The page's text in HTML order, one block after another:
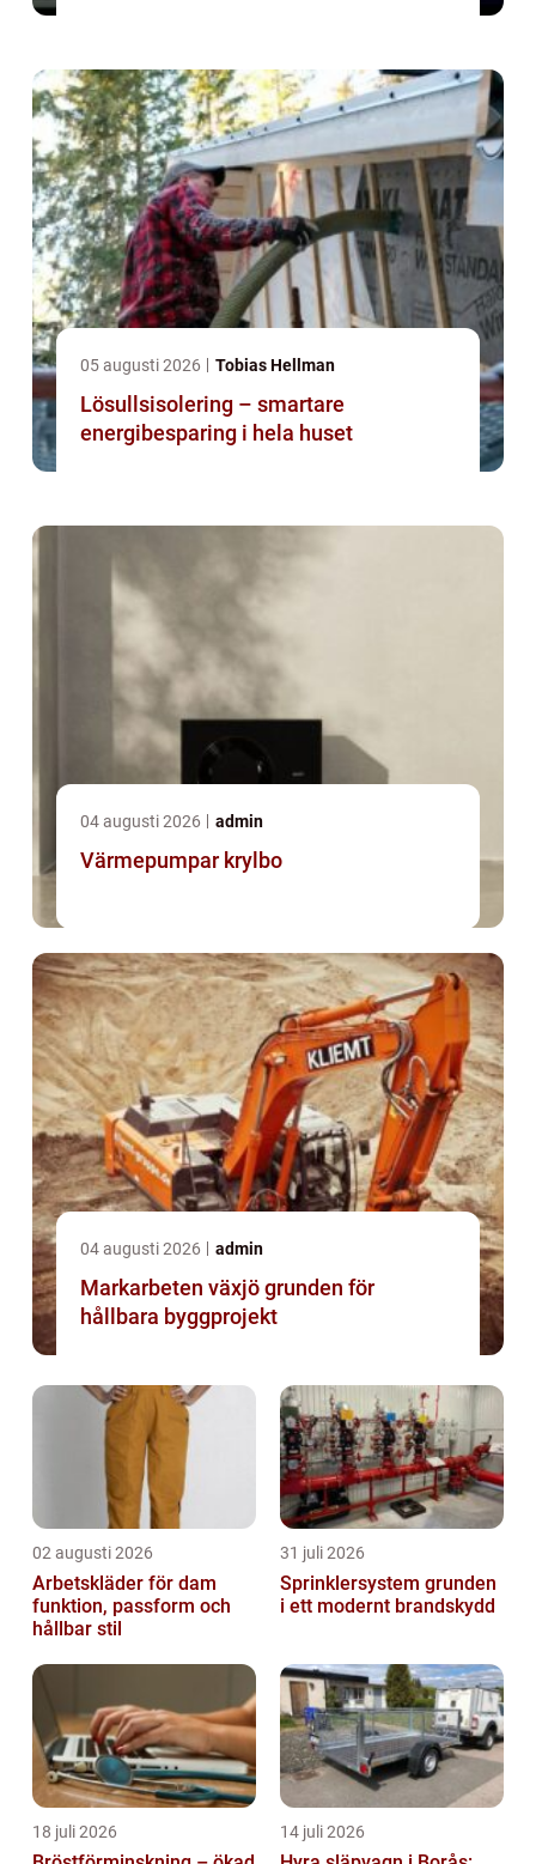
05 augusti 2026 Tobias Hellman
Lösullsisolering – smartare
energibesparing i hela huset
04 augusti 2026 admin
Värmepumpar krylbo
04 augusti 2026 admin
Markarbeten växjö grunden för
hållbara byggprojekt
02 augusti 2026
Arbetskläder för dam
funktion, passform och
hållbar stil
31 juli 2026
Sprinklersystem grunden
i ett modernt brandskydd
18 juli 2026 14 juli 2026